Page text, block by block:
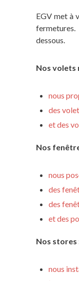
EGV met à
dessous.
Nos volets
nous
des
et des
Nos
nous
des
des
et des
Nos stores
nous